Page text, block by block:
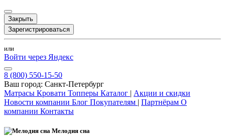
Закрыть
Зарегистрироваться
или
Войти через Яндекс
8 (800) 550-15-50
Ваш город: Санкт-Петербург
Матрасы Кровати Топперы Каталог | Акции и скидки
Новости компании Блог Покупателям | Партнёрам О
компании Контакты
Мелодия сна